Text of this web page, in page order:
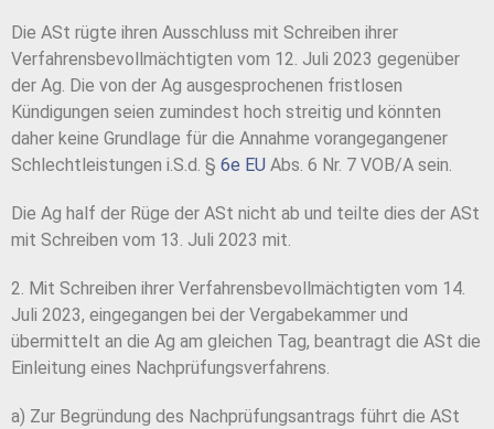
Die ASt rügte ihren Ausschluss mit Schreiben ihrer
Verfahrensbevollmächtigten vom 12. Juli 2023 gegenüber
der Ag. Die von der Ag ausgesprochenen fristlosen
Kündigungen seien zumindest hoch streitig und könnten
daher keine Grundlage für die Annahme vorangegangener
Schlechtleistungen i.S.d. § 6e EU Abs. 6 Nr. 7 VOB/A sein.
Die Ag half der Rüge der ASt nicht ab und teilte dies der ASt
mit Schreiben vom 13. Juli 2023 mit.
2. Mit Schreiben ihrer Verfahrensbevollmächtigten vom 14.
Juli 2023, eingegangen bei der Vergabekammer und
übermittelt an die Ag am gleichen Tag, beantragt die ASt die
Einleitung eines Nachprüfungsverfahrens.
a) Zur Begründung des Nachprüfungsantrags führt die ASt